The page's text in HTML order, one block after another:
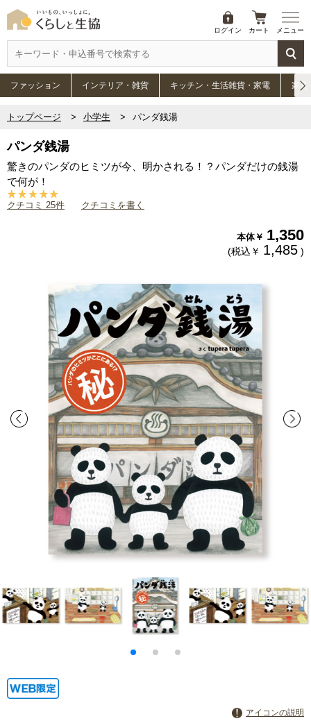
ログイン カート メニュー
ファッション インテリア・雑貨 キッチン・生活雑貨・家電 家具
トップページ 小学生 パンダ銭湯
パンダ銭湯
驚きのパンダのヒミツが今、明かされる！？パンダだけの銭湯
で何が！
クチコミ 25件 クチコミを書く
本体￥ 1,350
(税込￥ 1,485 )
アイコンの説明